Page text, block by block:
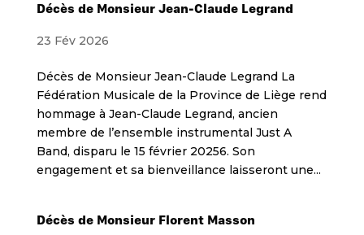
Décès de Monsieur Jean-Claude Legrand
23 Fév 2026
Décès de Monsieur Jean-Claude Legrand La
Fédération Musicale de la Province de Liège rend
hommage à Jean-Claude Legrand, ancien
membre de l’ensemble instrumental Just A
Band, disparu le 15 février 20256. Son
engagement et sa bienveillance laisseront une...
Décès de Monsieur Florent Masson